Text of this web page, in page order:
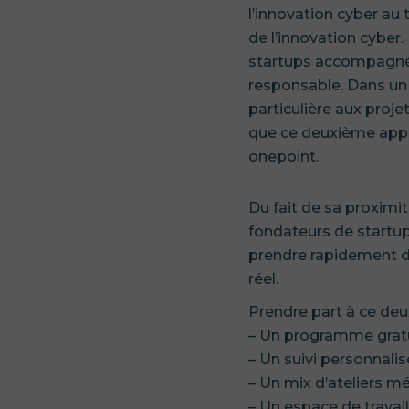
l’innovation cyber
de l’innovation
startups
responsable. Dans
particulière aux
que ce deuxième
onepoint.
Du fait de sa
fondateurs de
prendre rapidement
réel.
Prendre part à ce
– Un programme
– Un suivi
– Un mix d’ateliers